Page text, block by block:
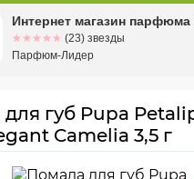
Омскул. Заозерная, 11, к. 1
губ Pupa
Camelia 3,5 г
Интернет магазин парфюма
☆☆☆☆☆
★★★★★ (23) звезды
Парфюм-Лидер